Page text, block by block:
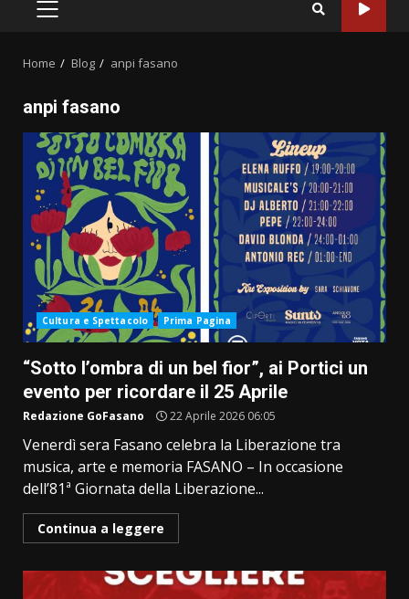
PRIMARY
Home Blog anpi fasano
anpi fasano
Cultura e Spettacolo Prima Pagina
“Sotto l’ombra di un bel fior”, ai Portici un
evento per ricordare il 25 Aprile
Redazione GoFasano 22 Aprile 2026 06:05
Venerdì sera Fasano celebra la Liberazione tra
musica, arte e memoria FASANO – In occasione
dell’81ª Giornata della Liberazione...
Continua a leggere